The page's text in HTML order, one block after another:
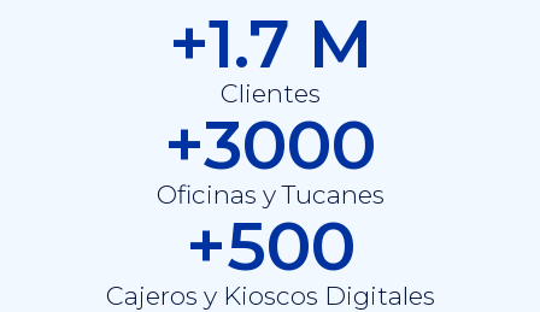
+1.7 M
Clientes
+3000
Oficinas y Tucanes
+500
Cajeros y Kioscos Digitales